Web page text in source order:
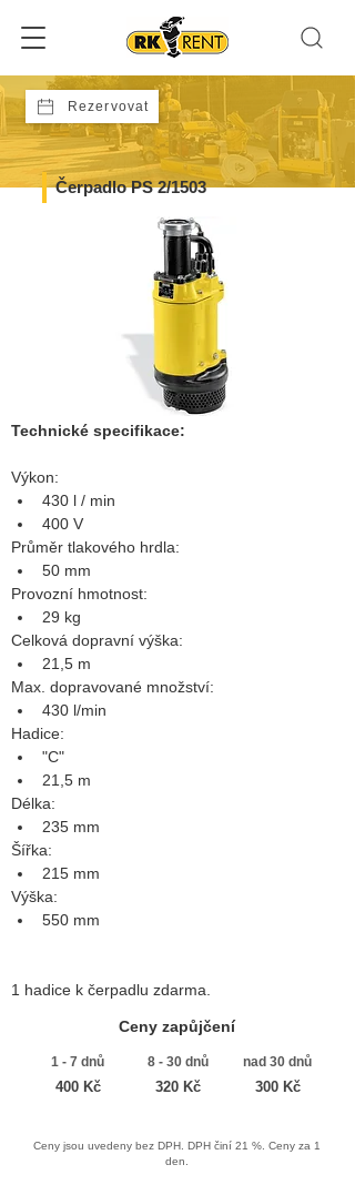
Rezervovat
Čerpadlo PS 2/1503
Technické specifikace:
Výkon:
430 l / min
400 V
Průměr tlakového hrdla:
50 mm
Provozní hmotnost:
29 kg
Celková dopravní výška:
21,5 m
Max. dopravované množství:
430 l/min
Hadice:
"C"
21,5 m
Délka:
235 mm
Šířka:
215 mm
Výška:
550 mm
1 hadice k čerpadlu zdarma.
400 Kč 320 Kč 300 Kč
1 - 7 dnů 8 - 30 dnů nad 30 dnů
Ceny zapůjčení
Ceny jsou uvedeny bez DPH. DPH činí 21 %. Ceny za 1
den.